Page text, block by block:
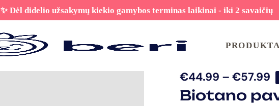
✨ Dėl didelio užsakymų kiekio gamybos terminas laikinai - iki 2 savaičių
€44.99 – €57.99
Biotano